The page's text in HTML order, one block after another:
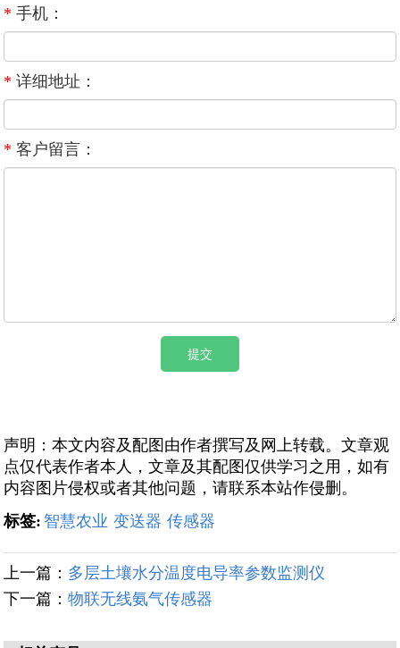
* 手机：
* 详细地址：
* 客户留言：
声明：本文内容及配图由作者撰写及网上转载。文章观
点仅代表作者本人，文章及其配图仅供学习之用，如有
内容图片侵权或者其他问题，请联系本站作侵删。
标签: 智慧农业 变送器 传感器
上一篇： 多层土壤水分温度电导率参数监测仪
下一篇：物联无线氨气传感器